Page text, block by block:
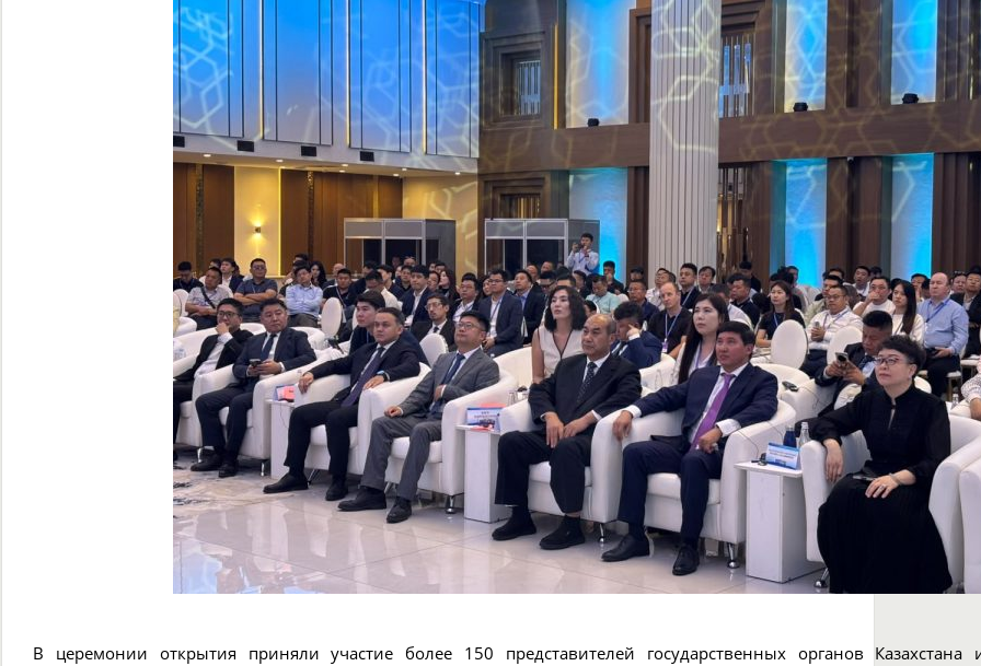
В церемонии открытия приняли участие более 150 представителей государственных органов Казахстана